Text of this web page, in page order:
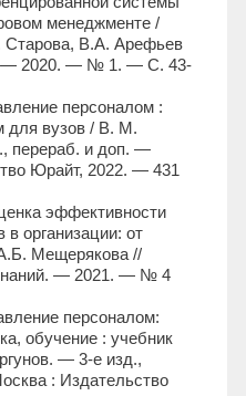
менеджменте /
В.А. Арефьев
— 2020. — № 1. — С. 43-
персоналом :
для вузов / В. М.
перераб. и доп. —
Юрайт, 2022. — 431
эффективности
организации: от
Мещерякова //
— 2021. — № 4
персоналом:
обучение : учебник
— 3-е изд.,
: Издательство